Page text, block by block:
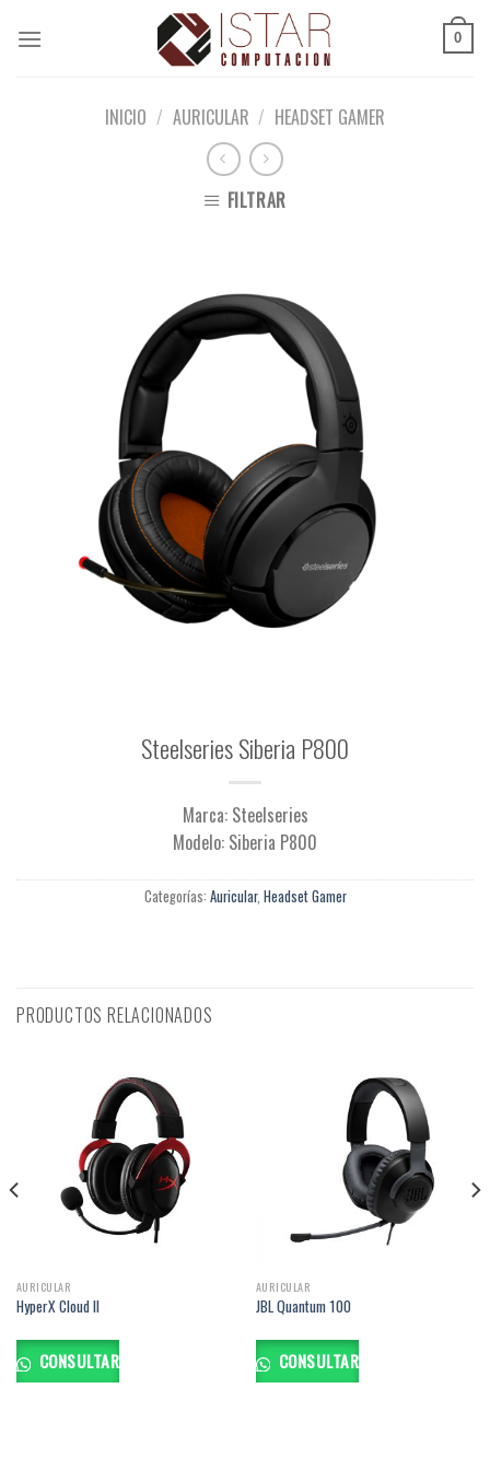
0
INICIO / AURICULAR / HEADSET GAMER
FILTRAR
Steelseries Siberia P800
Marca: Steelseries
Modelo: Siberia P800
Categorías: Auricular, Headset Gamer
PRODUCTOS RELACIONADOS
AURICULAR
HyperX Cloud II
CONSULTAR
AURICULAR
JBL Quantum 100
CONSULTAR